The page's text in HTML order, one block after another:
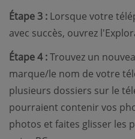
Étape 3 : Lorsque votre
avec succès, ouvrez
Étape 4 :Trouvez un
marque/le nom de votre
plusieurs dossiers sur le
pourraient contenir vos
photos et faites glisser les